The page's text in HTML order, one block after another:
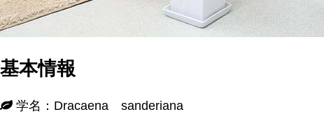
基本情報
学名：Dracaena sanderiana